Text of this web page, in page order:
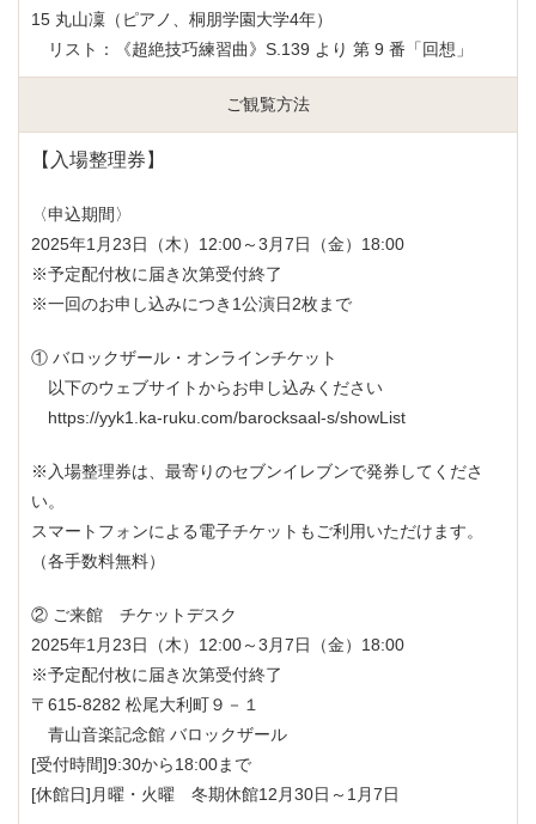
15 丸山凜（ピアノ、桐朋学園大学4年）
リスト：《超絶技巧練習曲》S.139 より 第 9 番「回想」
ご観覧方法
【入場整理券】
〈申込期間〉
2025年1月23日（木）12:00～3月7日（金）18:00
※予定配付枚に届き次第受付終了
※一回のお申し込みにつき1公演日2枚まで
① バロックザール・オンラインチケット
以下のウェブサイトからお申し込みください
https://yyk1.ka-ruku.com/barocksaal-s/showList
※入場整理券は、最寄りのセブンイレブンで発券してくださ
い。
スマートフォンによる電子チケットもご利用いただけます。
（各手数料無料）
② ご来館 チケットデスク
2025年1月23日（木）12:00～3月7日（金）18:00
※予定配付枚に届き次第受付終了
〒615-8282 松尾大利町９－１
青山音楽記念館 バロックザール
[受付時間]9:30から18:00まで
[休館日]月曜・火曜 冬期休館12月30日～1月7日